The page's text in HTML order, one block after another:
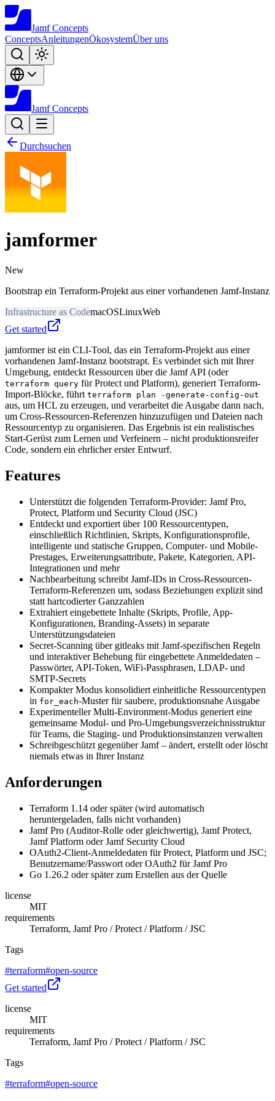
Jamf Concepts
ConceptsAnleitungenÖkosystemÜber uns
Jamf Concepts
Durchsuchen
jamformer
New
Bootstrap ein Terraform-Projekt aus einer vorhandenen Jamf-Instanz
Infrastructure as CodemacOSLinuxWeb
Get started
jamformer ist ein CLI-Tool, das ein Terraform-Projekt aus einer
vorhandenen Jamf-Instanz bootstrapt. Es verbindet sich mit Ihrer
Umgebung, entdeckt Ressourcen über die Jamf API (oder
terraform query für Protect und Platform), generiert Terraform-
Import-Blöcke, führt terraform plan -generate-config-out
aus, um HCL zu erzeugen, und verarbeitet die Ausgabe dann nach,
um Cross-Ressourcen-Referenzen hinzuzufügen und Dateien nach
Ressourcentyp zu organisieren. Das Ergebnis ist ein realistisches
Start-Gerüst zum Lernen und Verfeinern – nicht produktionsreifer
Code, sondern ein ehrlicher erster Entwurf.
Features
Unterstützt die folgenden Terraform-Provider: Jamf Pro,
Protect, Platform und Security Cloud (JSC)
Entdeckt und exportiert über 100 Ressourcentypen,
einschließlich Richtlinien, Skripts, Konfigurationsprofile,
intelligente und statische Gruppen, Computer- und Mobile-
Prestages, Erweiterungsattribute, Pakete, Kategorien, API-
Integrationen und mehr
Nachbearbeitung schreibt Jamf-IDs in Cross-Ressourcen-
Terraform-Referenzen um, sodass Beziehungen explizit sind
statt hartcodierter Ganzzahlen
Extrahiert eingebettete Inhalte (Skripts, Profile, App-
Konfigurationen, Branding-Assets) in separate
Unterstützungsdateien
Secret-Scanning über gitleaks mit Jamf-spezifischen Regeln
und interaktiver Behebung für eingebettete Anmeldedaten –
Passwörter, API-Token, WiFi-Passphrasen, LDAP- und
SMTP-Secrets
Kompakter Modus konsolidiert einheitliche Ressourcentypen
in for_each-Muster für saubere, produktionsnahe Ausgabe
Experimenteller Multi-Environment-Modus generiert eine
gemeinsame Modul- und Pro-Umgebungsverzeichnisstruktur
für Teams, die Staging- und Produktionsinstanzen verwalten
Schreibgeschützt gegenüber Jamf – ändert, erstellt oder löscht
niemals etwas in Ihrer Instanz
Anforderungen
Terraform 1.14 oder später (wird automatisch
heruntergeladen, falls nicht vorhanden)
Jamf Pro (Auditor-Rolle oder gleichwertig), Jamf Protect,
Jamf Platform oder Jamf Security Cloud
OAuth2-Client-Anmeldedaten für Protect, Platform und JSC;
Benutzername/Passwort oder OAuth2 für Jamf Pro
Go 1.26.2 oder später zum Erstellen aus der Quelle
license
MIT
requirements
Terraform, Jamf Pro / Protect / Platform / JSC
Tags
#terraform#open-source
Get started
license
MIT
requirements
Terraform, Jamf Pro / Protect / Platform / JSC
Tags
#terraform#open-source